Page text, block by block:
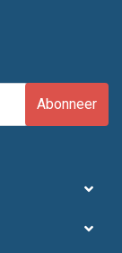
Abonneer